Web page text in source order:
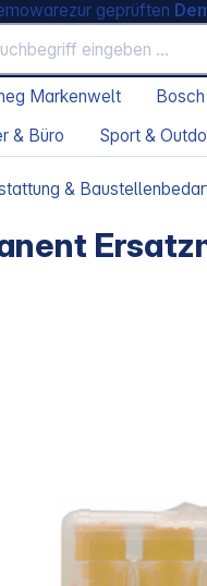
zur geprüften
Markenwelt
& Büro Sport &
&